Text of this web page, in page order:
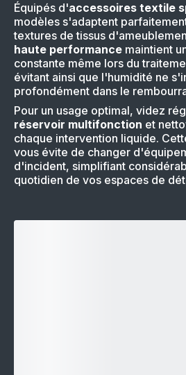
Équipés d'accessoires textile
modèles s'adaptent
textures de tissus
haute performance maintient
constante même lors du
évitant ainsi que l'humidité ne
profondément dans le
Pour un usage optimal, videz
réservoir multifonction et
chaque intervention liquide.
vous évite de changer
d'incident, simplifiant
quotidien de vos espaces de